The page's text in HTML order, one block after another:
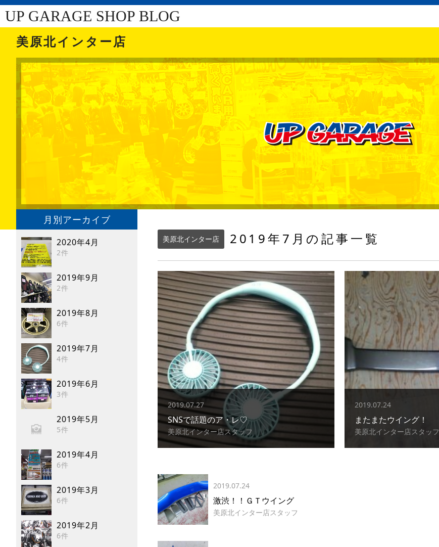
UP GARAGE SHOP BLOG
美原北インター店
月別アーカイブ
2020年4月
2件
2019年9月
2件
2019年8月
6件
2019年7月
4件
2019年6月
3件
2019年5月
5件
2019年4月
6件
2019年3月
6件
2019年2月
6件
美原北インター店 2019年7月の記事一覧
2019.07.27
SNSで話題のア・レ♡
美原北インター店スタッフ
2019.07.24
またまたウイング！
美原北インター店スタッフ
2019.07.24
激渋！！ＧＴウイング
美原北インター店スタッフ